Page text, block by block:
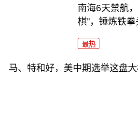
南海6天禁航
棋”，锤炼铁拳
最热
马、特和好，美中期选举这盘大